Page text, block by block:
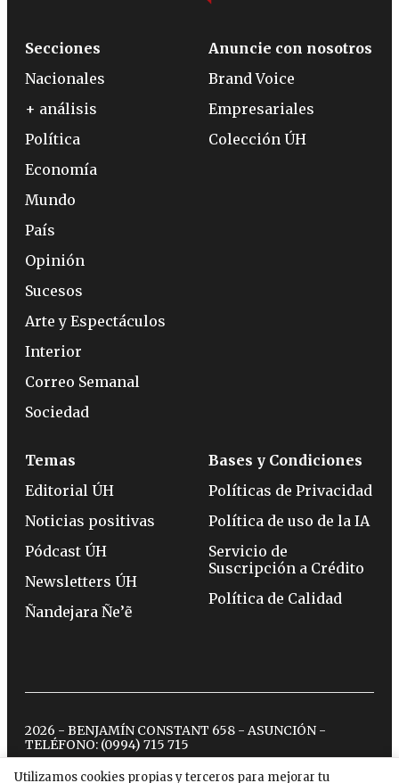
Utilizamos cookies propias y terceros para mejorar tu
Secciones
Nacionales
+ análisis
Política
Economía
Mundo
País
Opinión
Sucesos
Arte y Espectáculos
Interior
Correo Semanal
Sociedad
Anuncie con nosotros
Brand Voice
Empresariales
Colección ÚH
Temas
Editorial ÚH
Noticias positivas
Pódcast ÚH
Newsletters ÚH
Ñandejara Ñe’ẽ
Bases y Condiciones
Políticas de Privacidad
Política de uso de la IA
Servicio de
Suscripción a Crédito
Política de Calidad
2026 - BENJAMÍN CONSTANT 658 - ASUNCIÓN -
TELÉFONO: (0994) 715 715